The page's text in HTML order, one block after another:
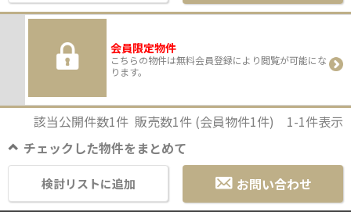
会員限定物件
こちらの物件は無料会員登録により閲覧が可能にな
ります。
該当公開件数1件 販売数1件 (会員物件1件) 1-1件表示
チェックした物件をまとめて
お問い合わせ
検討リストに追加